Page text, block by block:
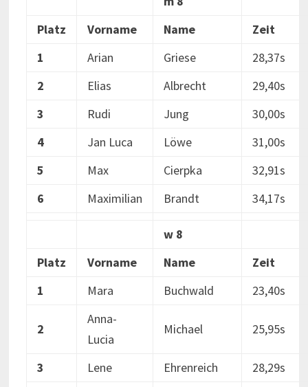
Platz
Vorname Name
Zeit
1
Arian Griese
28,37s
2
Elias Albrecht
29,40s
3
Rudi Jung
30,00s
4
Jan Luca Löwe
31,00s
5
Max Cierpka
32,91s
6
Maximilian Brandt 34,17s
w 8
Platz
Vorname Name
Zeit
1
Mara Buchwald 23,40s
2
Anna-
Lucia
Michael 25,95s
3 Lene Ehrenreich
28,29s